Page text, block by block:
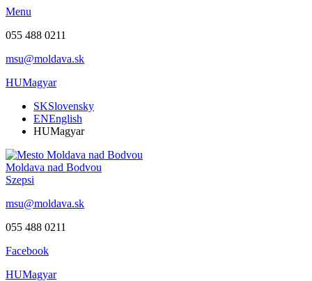
Menu
055 488 0211
msu@moldava.sk
HUMagyar
SKSlovensky
ENEnglish
HUMagyar
Moldava nad Bodvou
Szepsi
msu@moldava.sk
055 488 0211
Facebook
HUMagyar